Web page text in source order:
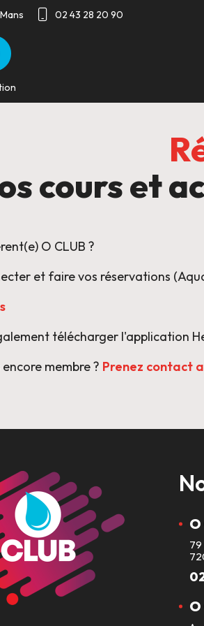
02 43 28 20 90
cours et
O CLUB ?
et faire vos réservations
télécharger l'application
membre ? Prenez contact
79